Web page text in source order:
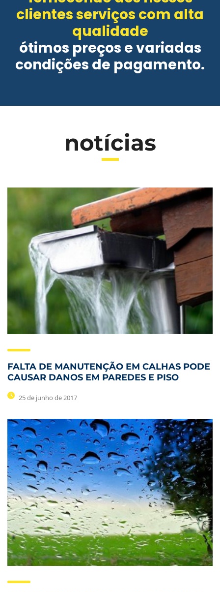
clientes serviços com alta
qualidade
ótimos preços e variadas
condições de pagamento.
notícias
FALTA DE MANUTENÇÃO EM CALHAS PODE
CAUSAR DANOS EM PAREDES E PISO
25 de junho de 2017